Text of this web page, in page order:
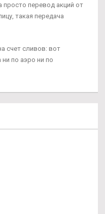
просто перевод акций от
такая передача
счет сливов: вот
ни по аэро ни по